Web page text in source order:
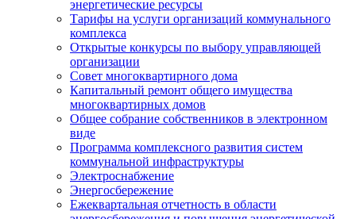
энергетические ресурсы
Тарифы на услуги организаций коммунального
комплекса
Открытые конкурсы по выбору управляющей
организации
Совет многоквартирного дома
Капитальный ремонт общего имущества
многоквартирных домов
Общее собрание собственников в электронном
виде
Программа комплексного развития систем
коммунальной инфраструктуры
Электроснабжение
Энергосбережение
Ежеквартальная отчетность в области